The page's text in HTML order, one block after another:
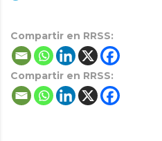
Compartir en RRSS:
Compartir en RRSS: